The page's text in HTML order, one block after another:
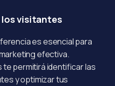
los visitantes
es esencial para
efectiva.
permitirá identificar las
y optimizar tus